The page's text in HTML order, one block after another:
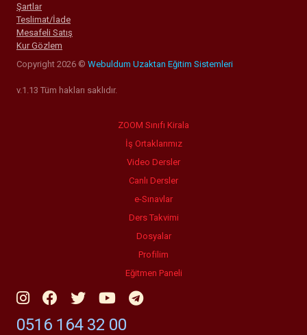
Şartlar
Teslimat/İade
Mesafeli Satış
Kur Gözlem
Copyright 2026 © Webuldum Uzaktan Eğitim Sistemleri
v.1.13 Tüm hakları saklıdır.
ZOOM Sınıfı Kirala
İş Ortaklarımız
Video Dersler
Canlı Dersler
e-Sınavlar
Ders Takvimi
Dosyalar
Profilim
Eğitmen Paneli
0516 164 32 00